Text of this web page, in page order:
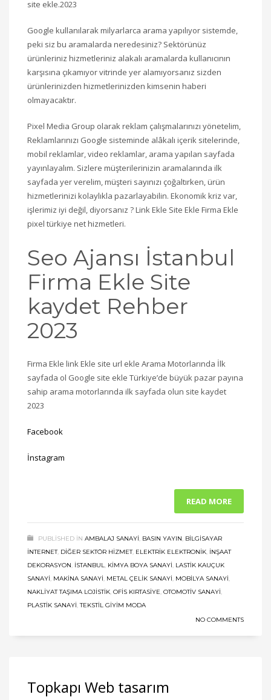
site ekle.2023
Google kullanılarak milyarlarca arama yapılıyor sistemde,
peki siz bu aramalarda neredesiniz? Sektörünüz
ürünleriniz hizmetleriniz alakalı aramalarda kullanıcının
karşısına çıkamıyor vitrinde yer alamıyorsanız sizden
ürünlerinizden hizmetlerinizden kimsenin haberi
olmayacaktır.
Pixel Media Group olarak reklam çalışmalarınızı yönetelim,
Reklamlarınızı Google sisteminde alâkalı içerik sitelerinde,
mobil reklamlar, video reklamlar, arama yapılan sayfada
yayınlayalım. Sizlere müşterilerinizin aramalarında ilk
sayfada yer verelim, müşteri sayınızı çoğaltırken, ürün
hizmetlerinizi kolaylıkla pazarlayabilin. Ekonomik kriz var,
işlerimiz iyi değil, diyorsanız ? Link Ekle Site Ekle Firma Ekle
pixel türkiye net hizmetleri.
Seo Ajansı İstanbul
Firma Ekle Site
kaydet Rehber
2023
Firma Ekle link Ekle site url ekle Arama Motorlarında İlk
sayfada ol Google site ekle Türkiye’de büyük pazar payına
sahip arama motorlarında ilk sayfada olun site kaydet
2023
Facebook
İnstagram
READ MORE
PUBLISHED IN AMBALAJ SANAYI, BASIN YAYIN, BILGISAYAR
İNTERNET, DIĞER SEKTÖR HIZMET, ELEKTRIK ELEKTRONIK, İNŞAAT
DEKORASYON, ISTANBUL, KIMYA BOYA SANAYI, LASTIK KAUÇUK
SANAYI, MAKINA SANAYI, METAL ÇELIK SANAYI, MOBILYA SANAYI,
NAKLIYAT TAŞIMA LOJISTIK, OFIS KIRTASIYE, OTOMOTIV SANAYI,
PLASTIK SANAYI,TEKSTIL GIYIM MODA
NO COMMENTS
Topkapı Web tasarım